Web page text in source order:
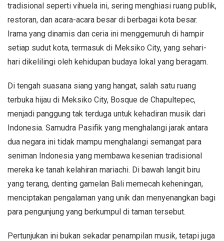
tradisional seperti vihuela ini, sering menghiasi ruang publik,
restoran, dan acara-acara besar di berbagai kota besar.
Irama yang dinamis dan ceria ini menggemuruh di hampir
setiap sudut kota, termasuk di Meksiko City, yang sehari-
hari dikelilingi oleh kehidupan budaya lokal yang beragam.
Di tengah suasana siang yang hangat, salah satu ruang
terbuka hijau di Meksiko City, Bosque de Chapultepec,
menjadi panggung tak terduga untuk kehadiran musik dari
Indonesia. Samudra Pasifik yang menghalangi jarak antara
dua negara ini tidak mampu menghalangi semangat para
seniman Indonesia yang membawa kesenian tradisional
mereka ke tanah kelahiran mariachi. Di bawah langit biru
yang terang, denting gamelan Bali memecah keheningan,
menciptakan pengalaman yang unik dan menyenangkan bagi
para pengunjung yang berkumpul di taman tersebut.
Pertunjukan ini bukan sekadar penampilan musik, tetapi juga